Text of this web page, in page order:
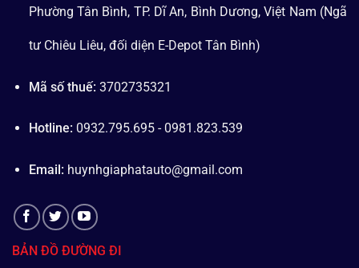
Phường Tân Bình, TP. Dĩ An, Bình Dương, Việt Nam (Ngã
tư Chiêu Liêu, đối diện E-Depot Tân Bình)
Mã số thuế: 3702735321
Hotline: 0932.795.695 - 0981.823.539
Email: huynhgiaphatauto@gmail.com
BẢN ĐỒ ĐƯỜNG ĐI